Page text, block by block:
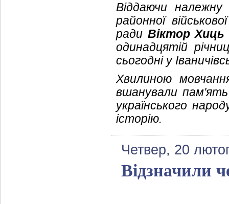
Віддаючи належну
районної
ради Віктор Хиць
одинадцятій
сьогодні у
Хвилиною
вшанували
українського
історію.
Четвер, 20
Відзначили